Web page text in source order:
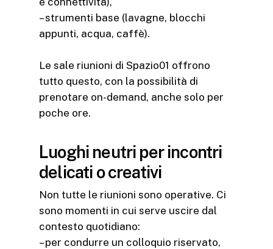
– strumenti base (lavagne, blocchi
appunti, acqua, caffè).
Le sale riunioni di Spazio01 offrono
tutto questo, con la possibilità di
prenotare on-demand, anche solo per
poche ore.
Luoghi neutri per incontri
delicati o creativi
Non tutte le riunioni sono operative. Ci
sono momenti in cui serve uscire dal
contesto quotidiano:
– per condurre un colloquio riservato,